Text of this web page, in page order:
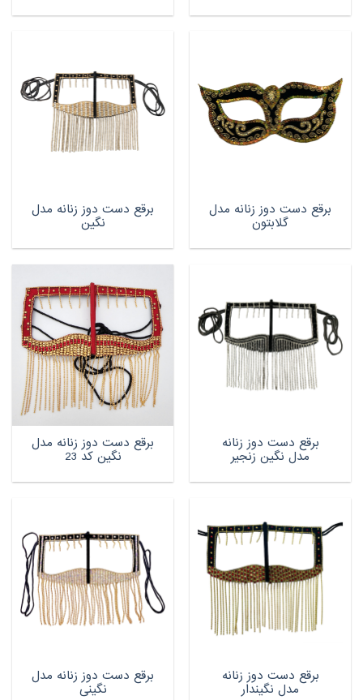
برقع دست دوز زنانه مدل
گلابتون
برقع دست دوز زنانه مدل
نگین
برقع دست دوز زنانه
مدل نگین زنجیر
برقع دست دوز زنانه مدل
نگین کد 23
برقع دست دوز زنانه
مدل نگیندار
برقع دست دوز زنانه مدل
نگینی